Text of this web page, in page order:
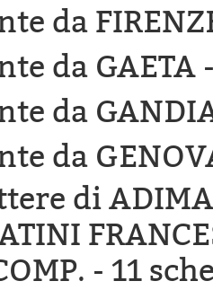
da
da GAETA
da
da
di
- 11